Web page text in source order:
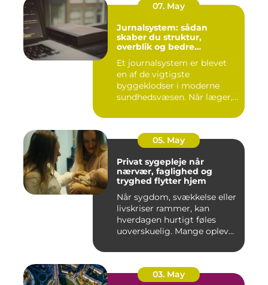
07. May
Jurnalsystem: sådan
skaber du struktur,
overblik og bedre
Et journalsystem er blevet
en af de vigtigste
byggeklodser i moderne
sundhedsvæsen. Når læger,
05. May
Privat sygepleje når
nærvær, faglighed og
tryghed flytter hjem
Når sygdom, svækkelse eller
livskriser rammer, kan
hverdagen hurtigt føles
uoverskuelig. Mange oplev...
03. May